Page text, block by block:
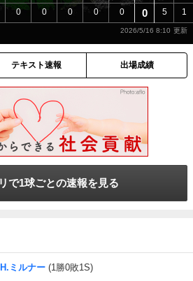
0 0 0 0 0 0 5 1
2026/5/16 8:10
テキスト速報 出場成績
で1球ごとの速報を見る
H.ミルナー (1勝0敗1S)